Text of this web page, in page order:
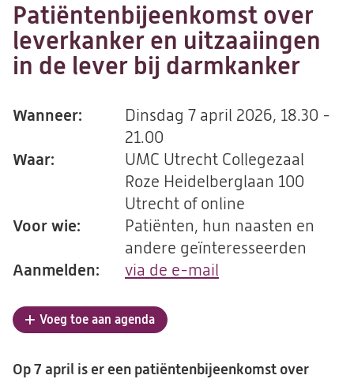
Patiëntenbijeenkomst over
leverkanker en uitzaaiingen
in de lever bij darmkanker
Wanneer:
Dinsdag 7 april 2026, 18.30 -
21.00
Waar:
UMC Utrecht Collegezaal
Roze Heidelberglaan 100
Utrecht of online
Voor wie:
Patiënten, hun naasten en
andere geïnteresseerden
Aanmelden:
via de e-mail
tab)
Voeg toe aan agenda
Op 7 april is er een patiëntenbijeenkomst over